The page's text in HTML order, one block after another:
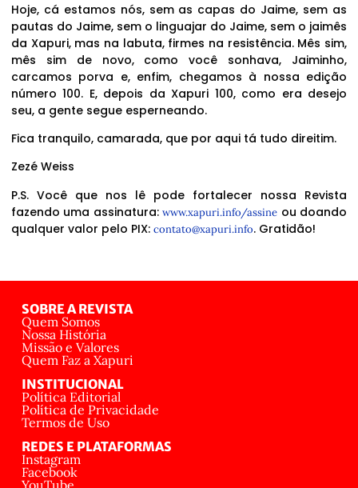
Hoje, cá estamos nós, sem as capas do Jaime, sem as
pautas do Jaime, sem o linguajar do Jaime, sem o jaimês
da Xapuri, mas na labuta, firmes na resistência. Mês sim,
mês sim de novo, como você sonhava, Jaiminho,
carcamos porva e, enfim, chegamos à nossa edição
número 100. E, depois da Xapuri 100, como era desejo
seu, a gente segue esperneando.
Fica tranquilo, camarada, que por aqui tá tudo direitim.
Zezé Weiss
P.S. Você que nos lê pode fortalecer nossa Revista
fazendo uma assinatura:www.xapuri.info/assine ou doando
qualquer valor pelo PIX: contato@xapuri.info. Gratidão!
SOBRE A REVISTA
Quem Somos
Nossa História
Missão e Valores
Quem Faz a Xapuri
INSTITUCIONAL
Política Editorial
Política de Privacidade
Termos de Uso
REDES E PLATAFORMAS
Instagram
Facebook